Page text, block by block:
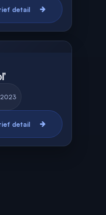
detail
2023
detail